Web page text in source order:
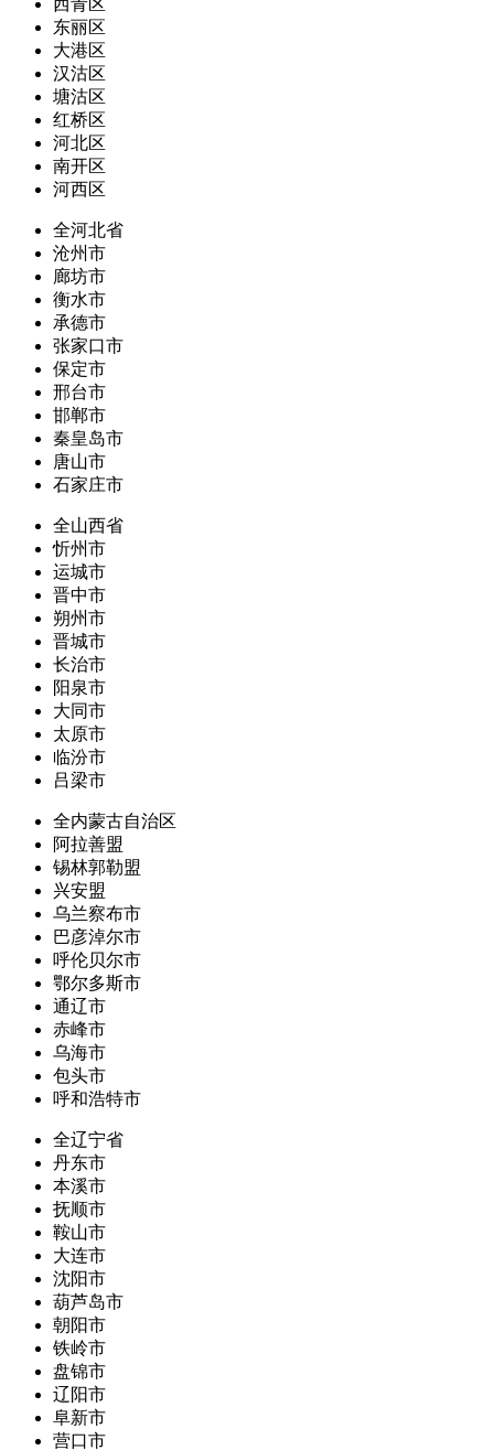
西青区
东丽区
大港区
汉沽区
塘沽区
红桥区
河北区
南开区
河西区
全河北省
沧州市
廊坊市
衡水市
承德市
张家口市
保定市
邢台市
邯郸市
秦皇岛市
唐山市
石家庄市
全山西省
忻州市
运城市
晋中市
朔州市
晋城市
长治市
阳泉市
大同市
太原市
临汾市
吕梁市
全内蒙古自治区
阿拉善盟
锡林郭勒盟
兴安盟
乌兰察布市
巴彦淖尔市
呼伦贝尔市
鄂尔多斯市
通辽市
赤峰市
乌海市
包头市
呼和浩特市
全辽宁省
丹东市
本溪市
抚顺市
鞍山市
大连市
沈阳市
葫芦岛市
朝阳市
铁岭市
盘锦市
辽阳市
阜新市
营口市